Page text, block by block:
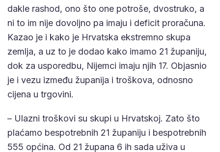
dakle rashod, ono što one potroše, dvostruko, a
ni to im nije dovoljno pa imaju i deficit proračuna.
Kazao je i kako je Hrvatska ekstremno skupa
zemlja, a uz to je dodao kako imamo 21 županiju,
dok za usporedbu, Nijemci imaju njih 17. Objasnio
je i vezu između županija i troškova, odnosno
cijena u trgovini.
– Ulazni troškovi su skupi u Hrvatskoj. Zato što
plaćamo bespotrebnih 21 županiju i bespotrebnih
555 općina. Od 21 župana 6 ih sada uživa u